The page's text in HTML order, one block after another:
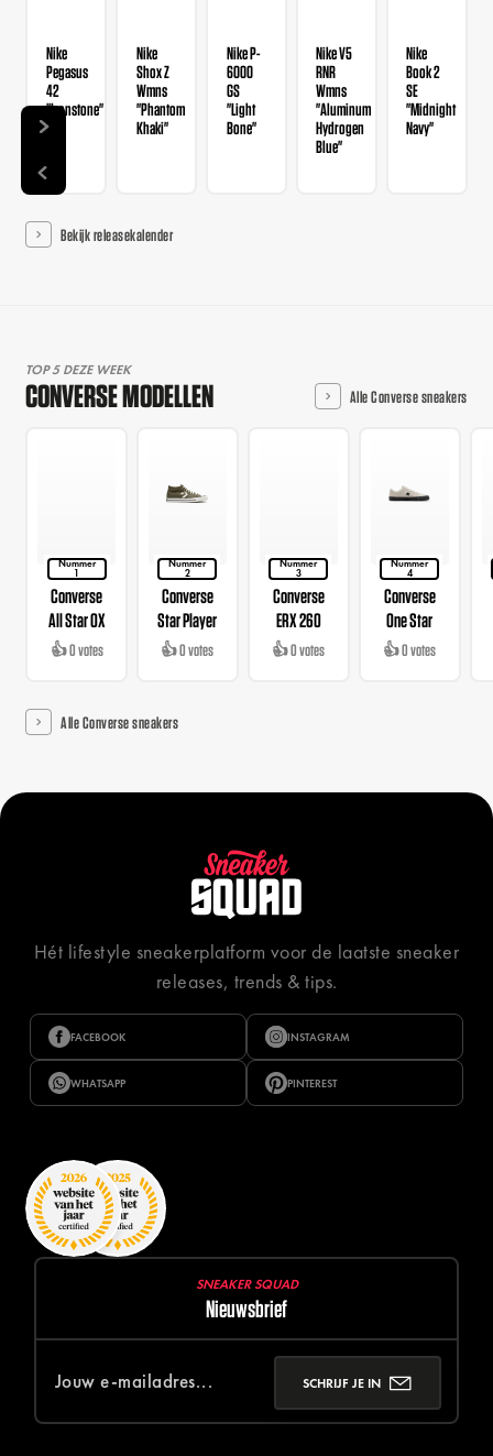
Nike
Pegasus
42
"Ironstone"
Nike
Shox Z
Wmns
"Phantom
Khaki"
Nike P-
6000
GS
"Light
Bone"
Nike V5
RNR
Wmns
"Aluminum
Hydrogen
Blue"
Nike
Book 2
SE
"Midnight
Navy"
Bekijk releasekalender
TOP 5 DEZE WEEK
CONVERSE MODELLEN Alle Converse sneakers
Nummer
1
Converse
All Star OX
👍 0 votes
Nummer
2
Converse
Star Player
👍 0 votes
Nummer
3
Converse
ERX 260
👍 0 votes
Nummer
4
Converse
One Star
👍 0 votes
Alle Converse sneakers
Hét lifestyle sneakerplatform voor de laatste sneaker
releases, trends & tips.
FACEBOOK INSTAGRAM
WHATSAPP PINTEREST
SNEAKER SQUAD
Nieuwsbrief
SCHRIJF JE IN